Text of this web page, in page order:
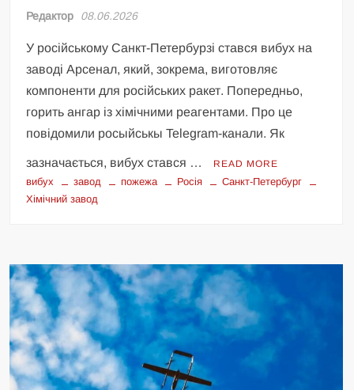
Редактор 08.06.2026
У російському Санкт-Петербурзі стався вибух на
заводі Арсенал, який, зокрема, виготовляє
компоненти для російських ракет. Попередньо,
горить ангар із хімічними реагентами. Про це
повідомили росыйськы Telegram-канали. Як
зазначається, вибух стався … READ MORE
вибух завод пожежа Росія
Санкт-Петербург
Хімічний завод